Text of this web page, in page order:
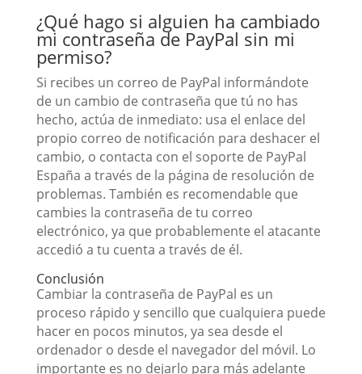
¿Qué hago si alguien ha cambiado
mi contraseña de PayPal sin mi
permiso?
Si recibes un correo de PayPal informándote
de un cambio de contraseña que tú no has
hecho, actúa de inmediato: usa el enlace del
propio correo de notificación para deshacer el
cambio, o contacta con el soporte de PayPal
España a través de la página de resolución de
problemas. También es recomendable que
cambies la contraseña de tu correo
electrónico, ya que probablemente el atacante
accedió a tu cuenta a través de él.
Conclusión
Cambiar la contraseña de PayPal es un
proceso rápido y sencillo que cualquiera puede
hacer en pocos minutos, ya sea desde el
ordenador o desde el navegador del móvil. Lo
importante es no dejarlo para más adelante